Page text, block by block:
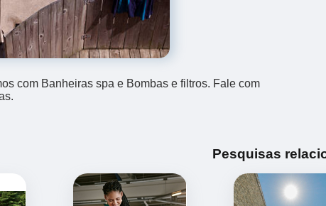
com Banheiras spa e Bombas e filtros. Fale com
Pesquisas